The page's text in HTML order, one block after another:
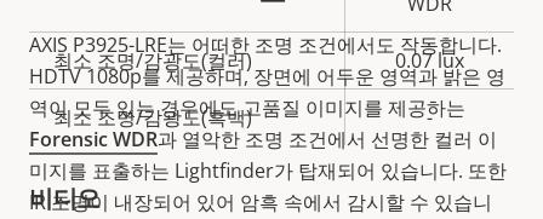
AXIS P3925-LRE는 어떠한 조명 조건에서도 작동합니다.
HDTV 1080p를 제공하며, 장면에 어두운 영역과 밝은 영
역이 모두 있는 경우에도 고품질 이미지를 제공하는
Forensic WDR과 열악한 조명 조건에서 선명한 컬러 이
미지를 표출하는 Lightfinder가 탑재되어 있습니다. 또한
IR 조명이 내장되어 있어 암흑 속에서 감시할 수 있습니
최소 조명/감광도(컬러) 0.07 lux
최소 조명/감광도(흑백) -
비디오